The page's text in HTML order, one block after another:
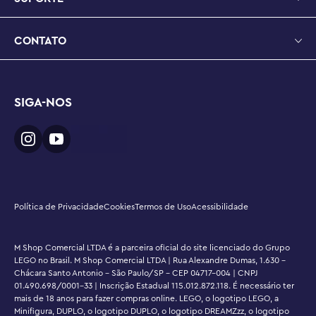
consistentemente todas as vezes
CONTATO
SIGA-NOS
Política de PrivacidadeCookiesTermos de UsoAcessibilidade
M Shop Comercial LTDA é a parceira oficial do site licenciado do Grupo
LEGO no Brasil. M Shop Comercial LTDA | Rua Alexandre Dumas, 1.630 -
Chácara Santo Antonio - São Paulo/SP - CEP 04717-004 | CNPJ
01.490.698/0001-33 | Inscrição Estadual 115.012.872.118. É necessário ter
mais de 18 anos para fazer compras online. LEGO, o logotipo LEGO, a
Minifigura, DUPLO, o logotipo DUPLO, o logotipo DREAMZzz, o logotipo